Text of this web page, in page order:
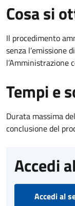
Cosa si
Il procedimento
senza l’emissione
l’Amministrazione
Tempi e
Durata massima
conclusione del
Accedi
Accedi al